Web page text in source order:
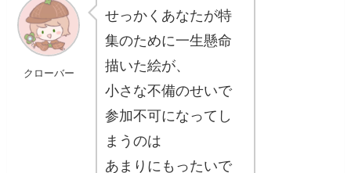
クローバー
せっかくあなたが特
集のために一生懸命
描いた絵が、
小さな不備のせいで
参加不可になってし
まうのは
あまりにもったいで